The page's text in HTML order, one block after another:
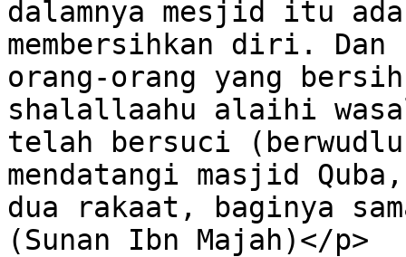
dalamnya mesjid itu
membersihkan diri. Dan
orang-orang yang
shalallaahu alaihi
telah bersuci
mendatangi masjid
dua rakaat, baginya
(Sunan Ibn Majah)</p>